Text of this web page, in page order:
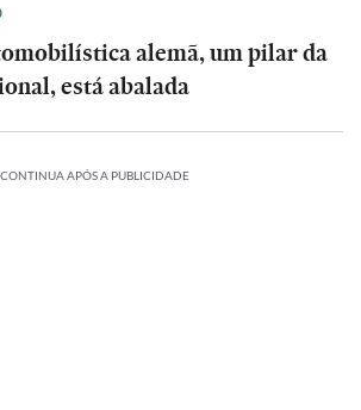
alemã, um pilar da
está abalada
CONTINUA APÓS A PUBLICIDADE